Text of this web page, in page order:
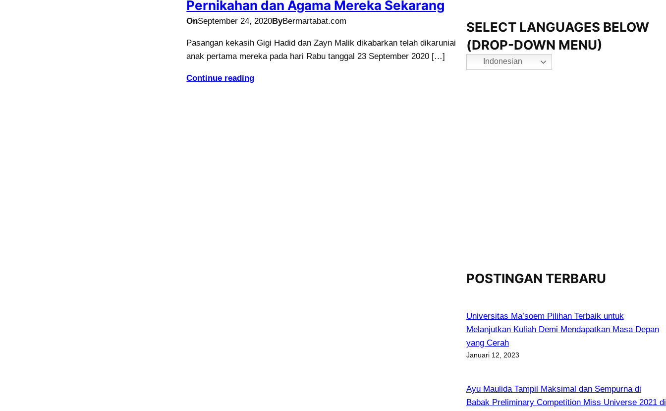
Pernikahan dan Agama Mereka Sekarang
OnSeptember 24, 2020ByBermartabat.com
Pasangan kekasih Gigi Hadid dan Zayn Malik dikabarkan telah dikaruniai
anak pertama mereka pada hari Rabu tanggal 23 September 2020 […]
Continue reading
SELECT LANGUAGES BELOW
(DROP-DOWN MENU)
Indonesian
POSTINGAN TERBARU
Universitas Ma’soem Pilihan Terbaik untuk
Melanjutkan Kuliah Demi Mendapatkan Masa Depan
yang Cerah
Januari 12, 2023
Ayu Maulida Tampil Maksimal dan Sempurna di
Babak Preliminary Competition Miss Universe 2021 di